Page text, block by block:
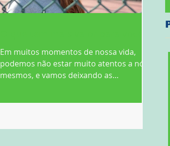
Em muitos momentos de nossa vida,
podemos não estar muito atentos a nós
mesmos, e vamos deixando as